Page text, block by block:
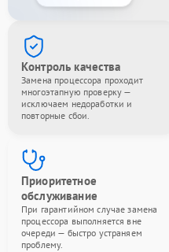
Контроль качества
Замена процессора проходит
многоэтапную проверку —
исключаем недоработки и
повторные сбои.
Приоритетное
обслуживание
При гарантийном случае замена
процессора выполняется вне
очереди — быстро устраняем
проблему.